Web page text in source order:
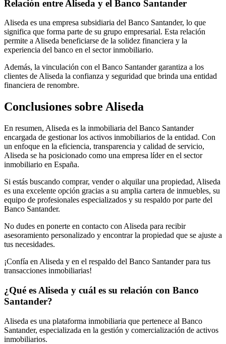
Relación entre Aliseda y el Banco Santander
Aliseda es una empresa subsidiaria del Banco Santander, lo que
significa que forma parte de su grupo empresarial. Esta relación
permite a Aliseda beneficiarse de la solidez financiera y la
experiencia del banco en el sector inmobiliario.
Además, la vinculación con el Banco Santander garantiza a los
clientes de Aliseda la confianza y seguridad que brinda una entidad
financiera de renombre.
Conclusiones sobre Aliseda
En resumen, Aliseda es la inmobiliaria del Banco Santander
encargada de gestionar los activos inmobiliarios de la entidad. Con
un enfoque en la eficiencia, transparencia y calidad de servicio,
Aliseda se ha posicionado como una empresa líder en el sector
inmobiliario en España.
Si estás buscando comprar, vender o alquilar una propiedad, Aliseda
es una excelente opción gracias a su amplia cartera de inmuebles, su
equipo de profesionales especializados y su respaldo por parte del
Banco Santander.
No dudes en ponerte en contacto con Aliseda para recibir
asesoramiento personalizado y encontrar la propiedad que se ajuste a
tus necesidades.
¡Confía en Aliseda y en el respaldo del Banco Santander para tus
transacciones inmobiliarias!
¿Qué es Aliseda y cuál es su relación con Banco
Santander?
Aliseda es una plataforma inmobiliaria que pertenece al Banco
Santander, especializada en la gestión y comercialización de activos
inmobiliarios.